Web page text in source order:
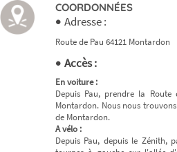
COORDONNÉES
Adresse :
Route de Pau 64121 Montardon
Accès :
En voiture :
Depuis Pau, prendre la
Montardon. Nous nous
de Montardon.
A vélo :
Depuis Pau, depuis le Zénith,